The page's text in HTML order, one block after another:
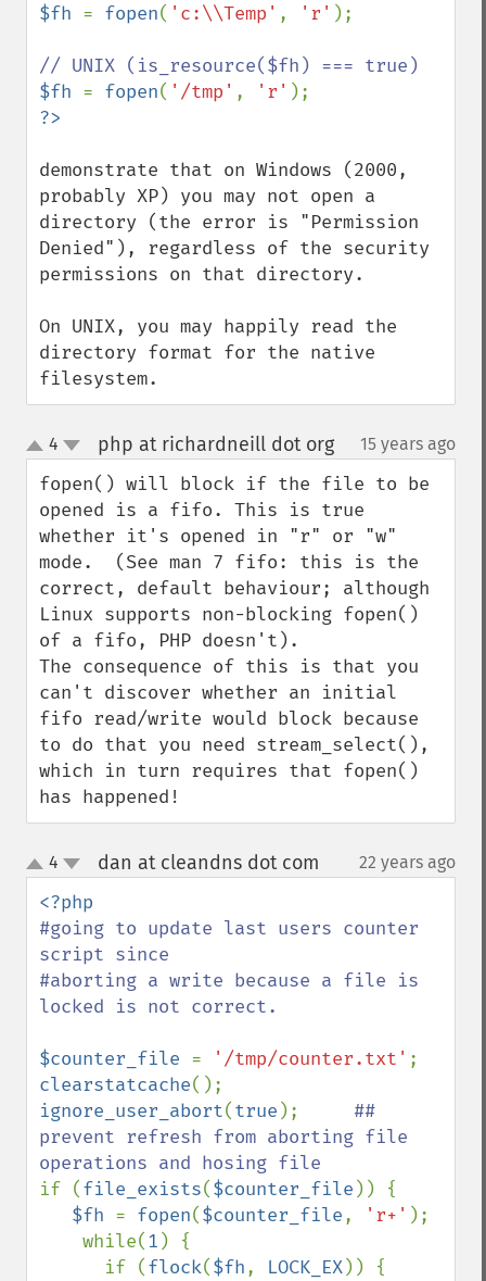
$fh = fopen( 'c:\\Temp' , 'r' );
$fh = fopen( '/tmp' , 'r'
demonstrate that on Windows (2000,
probably XP) you may not open a
directory (the error is "Permission
Denied"), regardless of the security
permissions on that directory.
On UNIX, you may happily read the
directory format for the native
filesystem.
up
down
4 php at richardneill dot org¶ 15 years ago
fopen() will block if the file to be
opened is a fifo. This is true
whether it's opened in "r" or "w"
mode.  (See man 7 fifo: this is the
correct, default behaviour; although
Linux supports non-blocking fopen()
of a fifo, PHP doesn't).
The consequence of this is that you
can't discover whether an initial
fifo read/write would block because
to do that you need stream_select(),
which in turn requires that fopen()
has happened!
up
down
4 dan at cleandns dot com 22 years ago
#going to update last users counter
script since
#aborting a write because a file is
locked is not correct.
$counter_file = '/tmp/counter.txt'
clearstatcache
ignore_user_abort(true ); ##
prevent refresh from aborting file
if (file_exists($counter_file )) {
$fh = fopen($counter_file, 'r+' );
    while(
1 ) {
      if (
flock($fh, LOCK_EX)) {